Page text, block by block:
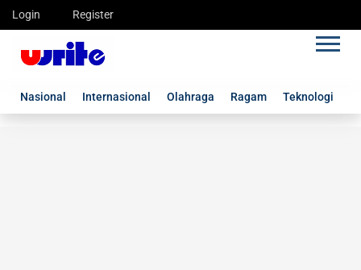
Login Register
Nasional Internasional Olahraga Ragam Teknologi